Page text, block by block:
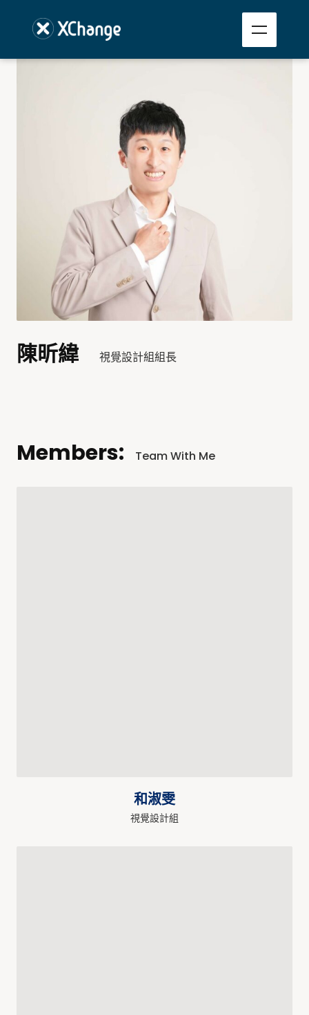
陳昕緯 視覺設計組組長
Members: Team With Me
和淑雯
視覺設計組